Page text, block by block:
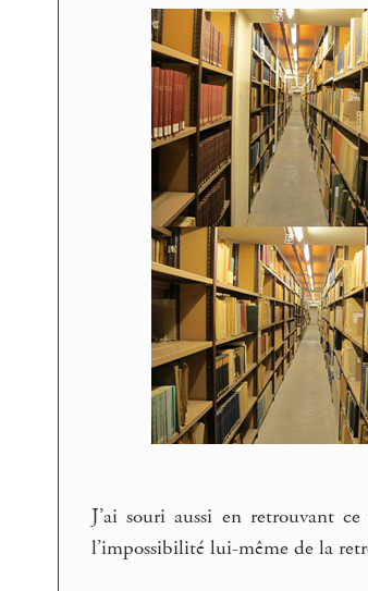
J’ai souri aussi en retrouvant
l’impossibilité lui-même de la